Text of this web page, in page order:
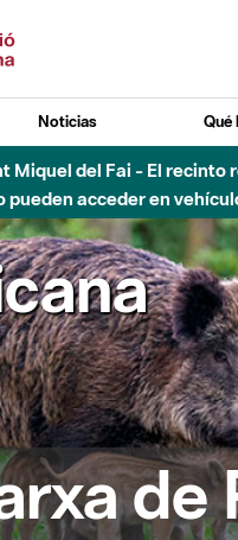
Noticias Qué
Miquel del Fai - El
acceder en
de